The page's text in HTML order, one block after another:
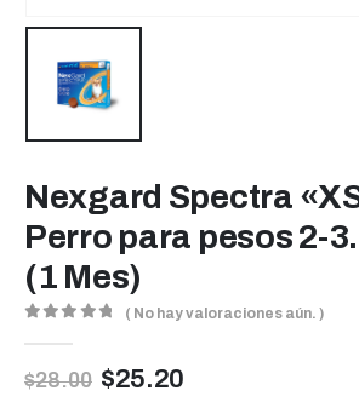
Nexgard Spectra
Perro para pesos 2-
(1 Mes)
( No hay valoraciones aún. )
$28.00 $25.20